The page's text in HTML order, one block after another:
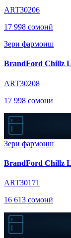
ART30206
17 998 сомонӣ
Зери фармоиш
BrandFord Chillz
ART30208
17 998 сомонӣ
Зери фармоиш
BrandFord Chillz
ART30171
16 613 сомонӣ